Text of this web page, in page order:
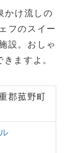
かけ流しの
フのスイー
設。おしゃ
ますよ。
郡菰野町